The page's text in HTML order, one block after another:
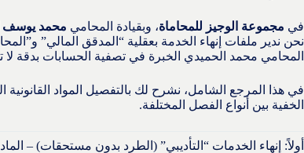
في مجموعة الوجيز للمحاماة، وبقيادة المحامي محمد يوسف
نحن ندير ملفات إنهاء الخدمة بعقلية “المدقق المالي”
المحامي محمد الحميدي الخبرة في تصفية الحسابات بدقة
في هذا المرجع الشامل، نشرح لك بالتفصيل المواد
الخفية بين أنواع الفصل المختلفة.
أولاً: إنهاء الخدمات “التأديبي” (الطرد بدون مستحقات) – المادة